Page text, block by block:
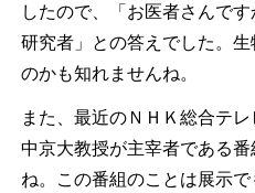
したので、「お医者さんです
研究者」との答えでした。
のかも知れませんね。
また、最近のＮＨＫ総合テ
中京大教授が主宰者である
ね。この番組のことは展示で